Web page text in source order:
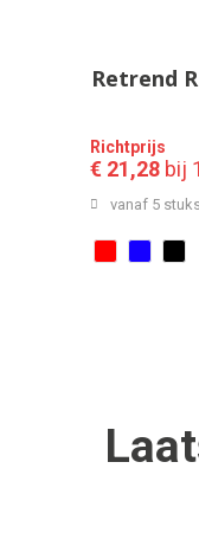
Retrend
Richtprijs
€ 21,28 bij
vanaf 5